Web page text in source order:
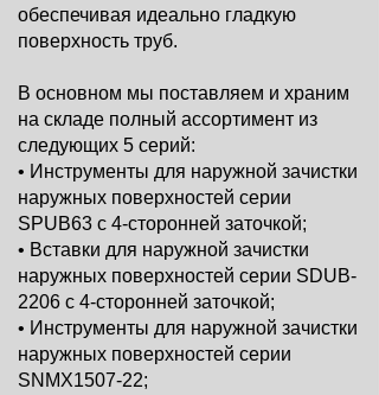
обеспечивая идеально гладкую
поверхность труб.
В основном мы поставляем и храним
на складе полный ассортимент из
следующих 5 серий:
• Инструменты для наружной зачистки
наружных поверхностей серии
SPUB63 с 4-сторонней заточкой;
• Вставки для наружной зачистки
наружных поверхностей серии SDUB-
2206 с 4-сторонней заточкой;
• Инструменты для наружной зачистки
наружных поверхностей серии
SNMX1507-22;